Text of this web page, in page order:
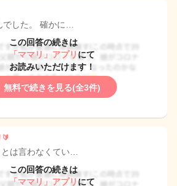
した。 確かに…
この回答の続きは
「ママリ」アプリ にて
お読みいただけます！
無料で続きを見る(全3件)
🔰
は言わなくてい…
この回答の続きは
「ママリ」アプリ にて